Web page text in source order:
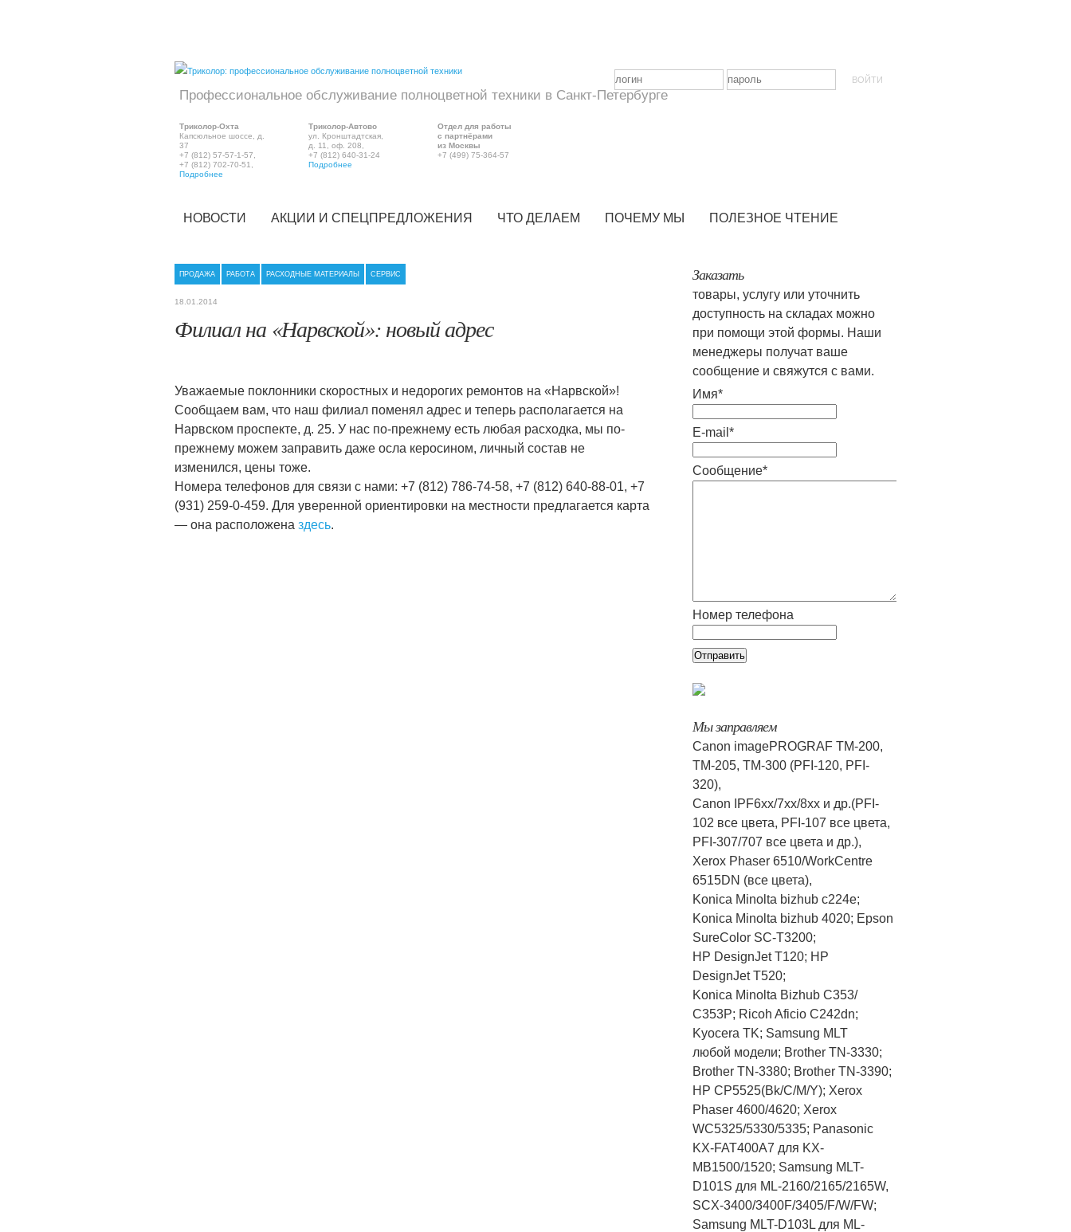
Профессиональное обслуживание полноцветной техники в Санкт-Петербурге
Триколор-Охта
Капсюльное шоссе, д.
37
+7 (812) 57-57-1-57,
+7 (812) 702-70-51,
Подробнее
Триколор-Автово
ул. Кронштадтская,
д. 11, оф. 208,
+7 (812) 640-31-24
Подробнее
Отдел для работы
с партнёрами
из Москвы
+7 (499) 75-364-57
НОВОСТИ АКЦИИ И СПЕЦПРЕДЛОЖЕНИЯ ЧТО ДЕЛАЕМ ПОЧЕМУ МЫ ПОЛЕЗНОЕ ЧТЕНИЕ
ПРОДАЖА РАБОТА РАСХОДНЫЕ МАТЕРИАЛЫ СЕРВИС
18.01.2014
Филиал на «Нарвской»: новый адрес
Уважаемые поклонники скоростных и недорогих ремонтов на «Нарвской»!
Сообщаем вам, что наш филиал поменял адрес и теперь располагается на
Нарвском проспекте, д. 25. У нас по-прежнему есть любая расходка, мы по-
прежнему можем заправить даже осла керосином, личный состав не
изменился, цены тоже.
Номера телефонов для связи с нами: +7 (812) 786-74-58, +7 (812) 640-88-01, +7
(931) 259-0-459. Для уверенной ориентировки на местности предлагается карта
— она расположена здесь.
Заказать
товары, услугу или уточнить
доступность на складах можно
при помощи этой формы. Наши
менеджеры получат ваше
сообщение и свяжутся с вами.
Имя*
E-mail*
Сообщение*
Номер телефона
Мы заправляем
Canon imagePROGRAF TM-200,
TM-205, TM-300 (PFI-120, PFI-
320),
Canon IPF6хх/7хх/8хх и др.(PFI-
102 все цвета, PFI-107 все цвета,
PFI-307/707 все цвета и др.),
Xerox Phaser 6510/WorkCentre
6515DN (все цвета),
​Konica Minolta bizhub c224e;
Konica Minolta bizhub 4020; Epson
SureColor SC-T3200;
HP DesignJet T120; HP
DesignJet T520​;
​Konica Minolta Bizhub C353/
С353P; Ricoh Aficio​ C242dn;
Kyocera TK; Samsung MLT
любой модели; Brother TN-3330;
Brother TN-3380; Brother TN-3390;
HP CP5525(Bk/C/M/Y); Xerox
Phaser 4600/4620; Xerox
WC5325/5330/5335; Panasonic
KX-FAT400A7 для KX-
MB1500/1520; Samsung MLT-
D101S для ML-2160/2165/2165W,
SCX-3400/3400F/3405/F/W/FW;
Samsung MLT-D103L для ML-